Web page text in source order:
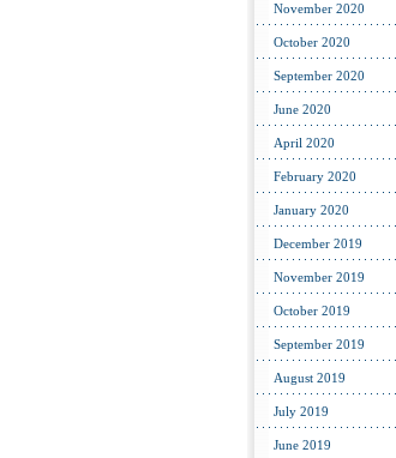
November 2020
October 2020
September 2020
June 2020
April 2020
February 2020
January 2020
December 2019
November 2019
October 2019
September 2019
August 2019
July 2019
June 2019